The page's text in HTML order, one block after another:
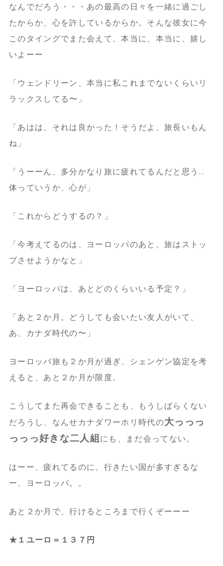
なんでだろう・・・あの最高の日々を一緒に過ごし
たからか、心を許しているからか。そんな彼女に今
このタイングでまた会えて、本当に、本当に、嬉し
いよーー
「ウェンドリーン、本当に私これまでないくらいリ
ラックスしてる〜」
「あはは、それは良かった！そうだよ、旅長いもん
ね」
「うーーん、多分かなり旅に疲れてるんだと思う…
体っていうか、心が」
「これからどうするの？」
「今考えてるのは、ヨーロッパのあと、旅はストッ
プさせようかなと」
「ヨーロッパは、あとどのくらいいる予定？」
「あと２か月。どうしても会いたい友人がいて、
あ、カナダ時代の〜」
ヨーロッパ旅も２か月が過ぎ、シェンゲン協定を考
えると、あと２か月が限度。
こうしてまた再会できることも、もうしばらくない
だろうし、なんせカナダワーホリ時代の大っっっ
っっっ好きな二人組 にも、まだ会ってない。
はーー、疲れてるのに、行きたい国が多すぎるな
ー、ヨーロッパ。。
あと２か月で、行けるところまで行くぞーーー
★１ユーロ＝１３７円